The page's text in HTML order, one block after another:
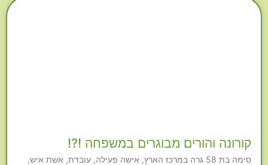
קורונה והורים מבוגרים במשפחה !?!
סימה בת 58 גרה במרכז הארץ, אישה פעילה, עובדת, אשת איש,